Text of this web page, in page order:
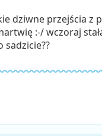
dziwne przejścia z
:-/ wczoraj
sadzicie??